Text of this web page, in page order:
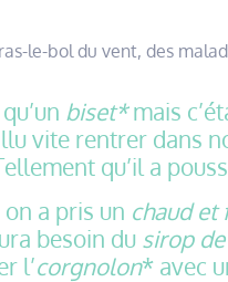
le-bol du vent, des
biset*mais
vite rentrer dans
qu’il a
a pris un chaud et
besoin du sirop
l’corgnolon* avec